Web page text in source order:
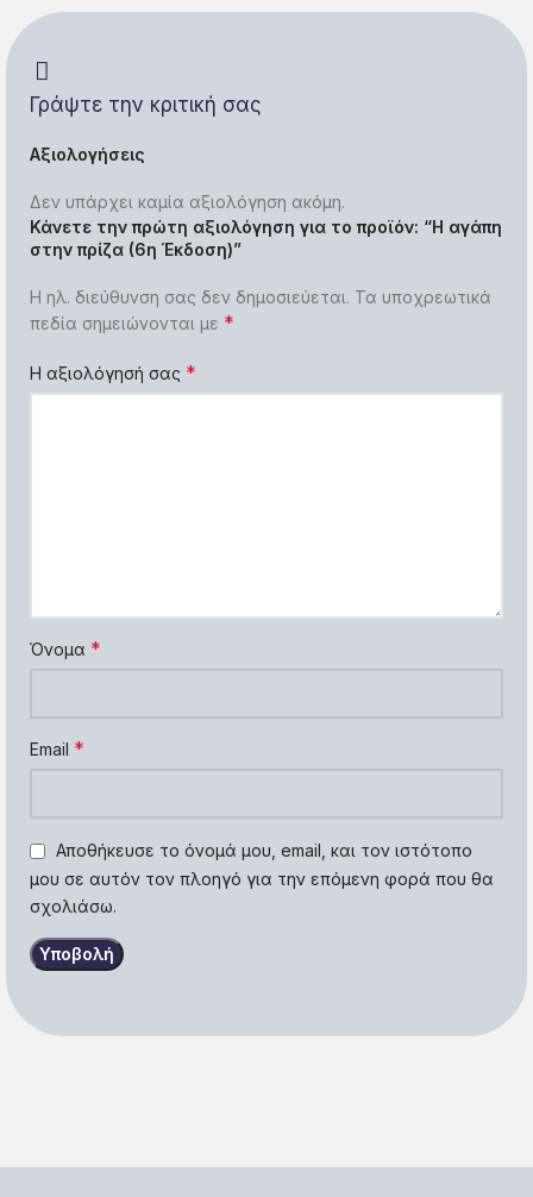
Γράψτε την κριτική σας
Αξιολογήσεις
Δεν υπάρχει καμία αξιολόγηση ακόμη.
Κάνετε την πρώτη αξιολόγηση για το προϊόν: “Η αγάπη
στην πρίζα (6η Έκδοση)”
Η ηλ. διεύθυνση σας δεν δημοσιεύεται. Τα υποχρεωτικά
πεδία σημειώνονται με *
Η αξιολόγησή σας *
Όνομα *
Email *
Αποθήκευσε το όνομά μου, email, και τον ιστότοπο
μου σε αυτόν τον πλοηγό για την επόμενη φορά που θα
σχολιάσω.